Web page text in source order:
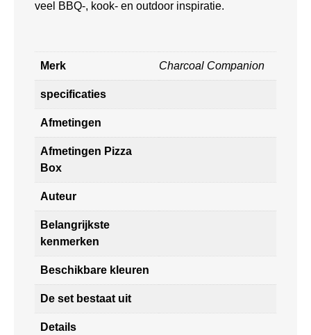
veel BBQ-, kook- en outdoor inspiratie.
Merk Charcoal Companion
specificaties
Afmetingen
Afmetingen Pizza
Box
Auteur
Belangrijkste
kenmerken
Beschikbare kleuren
De set bestaat uit
Details